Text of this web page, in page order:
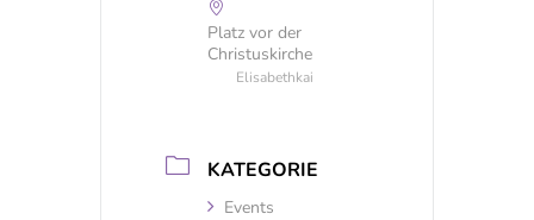
Platz vor der
Christuskirche
Elisabethkai
KATEGORIE
Events